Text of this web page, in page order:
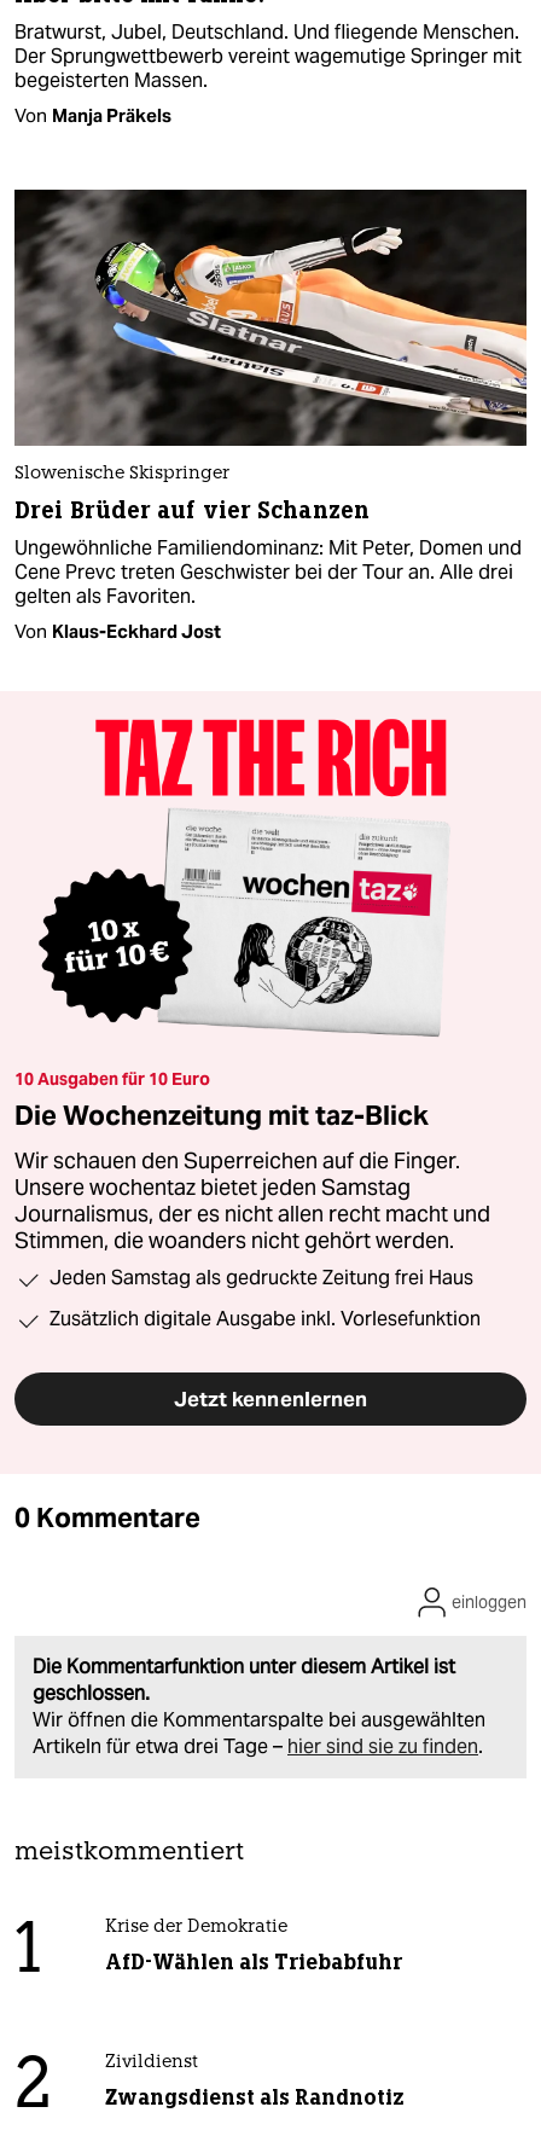
Bratwurst, Jubel, Deutschland. Und fliegende Menschen.
Der Sprungwettbewerb vereint wagemutige Springer mit
begeisterten Massen.
Von Manja Präkels
Slowenische Skispringer
Drei Brüder auf vier Schanzen
Ungewöhnliche Familiendominanz: Mit Peter, Domen und
Cene Prevc treten Geschwister bei der Tour an. Alle drei
gelten als Favoriten.
Von Klaus-Eckhard Jost
10 Ausgaben für 10 Euro
Die Wochenzeitung mit taz-Blick
Wir schauen den Superreichen auf die Finger.
Unsere wochentaz bietet jeden Samstag
Journalismus, der es nicht allen recht macht und
Stimmen, die woanders nicht gehört werden.
Jeden Samstag als gedruckte Zeitung frei Haus
Zusätzlich digitale Ausgabe inkl. Vorlesefunktion
Jetzt kennenlernen
0 Kommentare
Die Kommentarfunktion unter diesem Artikel ist
geschlossen.
Wir öffnen die Kommentarspalte bei ausgewählten
Artikeln für etwa drei Tage – hier sind sie zu finden.
einloggen
meistkommentiert
1 Krise der Demokratie
AfD-Wählen als Triebabfuhr
2 Zivildienst
Zwangsdienst als Randnotiz